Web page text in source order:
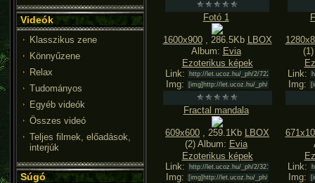
Videók
Klasszikus zene
Könnyűzene
Relax
Tudományos
Egyéb videók
Összes videó
Teljes filmek, előadások,
interjúk
Súgó
Fotó 1
1600x900, 286.5Kb LBOX
Album: Evia
Ezoterikus képek
Link:
Img:
Link:
Img:
Fractal mandala
609x600 , 259.1Kb LBOX
(2) Album: Evia
Ezoterikus képek
Link:
Img:
Link:
Img: